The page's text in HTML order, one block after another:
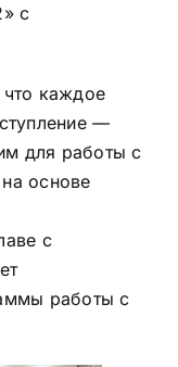
с
каждое
—
для работы с
основе
с
работы с